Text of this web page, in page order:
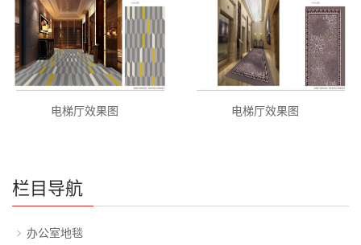
电梯厅效果图 电梯厅效果图
栏目导航
办公室地毯